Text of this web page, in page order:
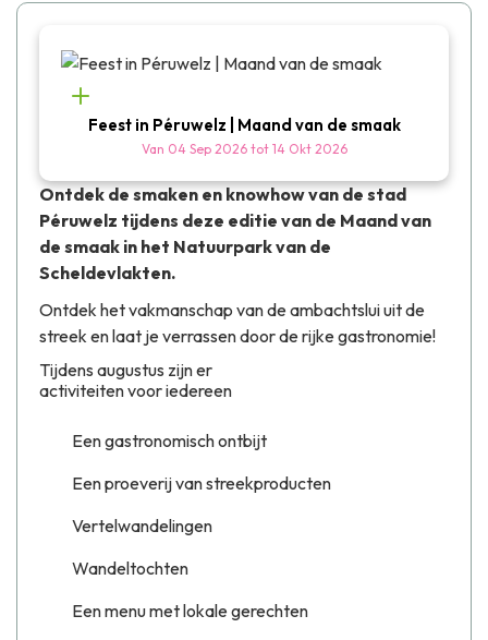
Feest in Péruwelz | Maand van de smaak
Van 04 Sep 2026 tot 14 Okt 2026
Ontdek de smaken en knowhow van de stad
Péruwelz tijdens deze editie van de Maand van
de smaak in het Natuurpark van de
Scheldevlakten.
Ontdek het vakmanschap van de ambachtslui uit de
streek en laat je verrassen door de rijke gastronomie!
Tijdens augustus zijn er
activiteiten voor iedereen
Een gastronomisch ontbijt
Een proeverij van streekproducten
Vertelwandelingen
Wandeltochten
Een menu met lokale gerechten